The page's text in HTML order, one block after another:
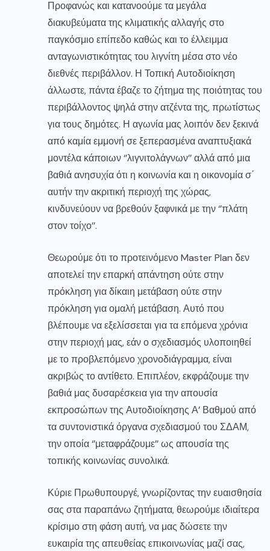
Προφανώς και κατανοούμε τα μεγάλα
διακυβεύματα της κλιματικής αλλαγής στο
παγκόσμιο επίπεδο καθώς και το έλλειμμα
ανταγωνιστικότητας του λιγνίτη μέσα στο νέο
διεθνές περιβάλλον. Η Τοπική Αυτοδιοίκηση
άλλωστε, πάντα έβαζε το ζήτημα της ποιότητας του
περιβάλλοντος ψηλά στην ατζέντα της, πρωτίστως
για τους δημότες. Η αγωνία μας λοιπόν δεν ξεκινά
από καμία εμμονή σε ξεπερασμένα αναπτυξιακά
μοντέλα κάποιων ‘’λιγνιτολάγνων’’ αλλά από μια
βαθιά ανησυχία ότι η κοινωνία και η οικονομία σ΄
αυτήν την ακριτική περιοχή της χώρας,
κινδυνεύουν να βρεθούν ξαφνικά με την ‘’πλάτη
στον τοίχο’’.
Θεωρούμε ότι το προτεινόμενο Master Plan δεν
αποτελεί την επαρκή απάντηση ούτε στην
πρόκληση για δίκαιη μετάβαση ούτε στην
πρόκληση για ομαλή μετάβαση. Αυτό που
βλέπουμε να εξελίσσεται για τα επόμενα χρόνια
στην περιοχή μας, εάν ο σχεδιασμός υλοποιηθεί
με το προβλεπόμενο χρονοδιάγραμμα, είναι
ακριβώς το αντίθετο. Επιπλέον, εκφράζουμε την
βαθιά μας δυσαρέσκεια για την απουσία
εκπροσώπων της Αυτοδιοίκησης Α’ Βαθμού από
τα συντονιστικά όργανα σχεδιασμού του ΣΔΑΜ,
την οποία ‘’μεταφράζουμε’’ ως απουσία της
τοπικής κοινωνίας συνολικά.
Κύριε Πρωθυπουργέ, γνωρίζοντας την ευαισθησία
σας στα παραπάνω ζητήματα, θεωρούμε ιδιαίτερα
κρίσιμο στη φάση αυτή, να μας δώσετε την
ευκαιρία της απευθείας επικοινωνίας μαζί σας,